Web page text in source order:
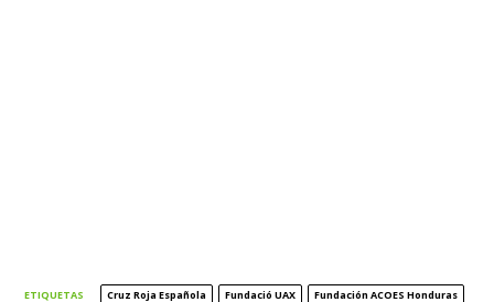
ETIQUETAS Cruz Roja Española Fundació UAX
Fundación ACOES Honduras